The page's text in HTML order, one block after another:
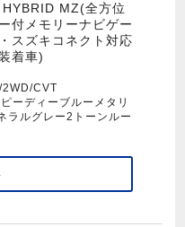
HYBRID MZ(全方位
付メモリーナビゲー
スズキコネクト対応
着車)
CVT
ーディーブルーメタリ
ラルグレー2トーンルー